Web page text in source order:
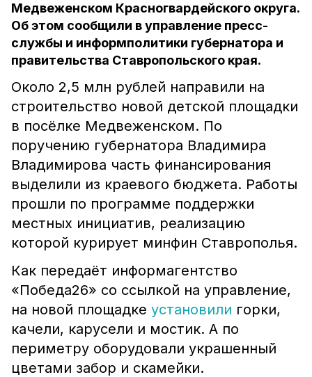
Медвеженском Красногвардейского округа.
Об этом сообщили в управление пресс-
службы и информполитики губернатора и
правительства Ставропольского края.
Около 2,5 млн рублей направили на
строительство новой детской площадки
в посёлке Медвеженском. По
поручению губернатора Владимира
Владимирова часть финансирования
выделили из краевого бюджета. Работы
прошли по программе поддержки
местных инициатив, реализацию
которой курирует минфин Ставрополья.
Как передаёт информагентство
«Победа26» со ссылкой на управление,
на новой площадке установили горки,
качели, карусели и мостик. А по
периметру оборудовали украшенный
цветами забор и скамейки.